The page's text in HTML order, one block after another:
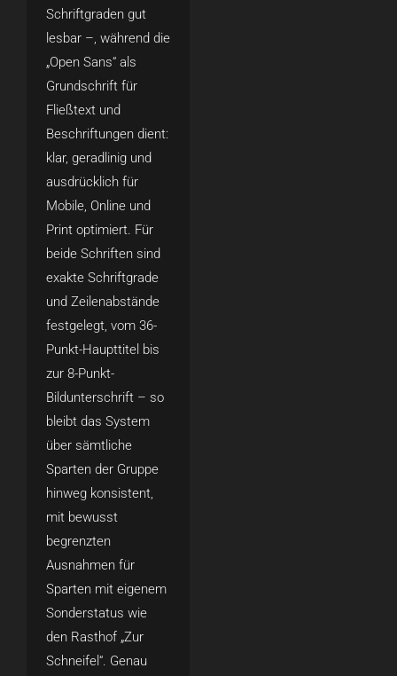
Schriftgraden gut
lesbar –, während die
„Open Sans“ als
Grundschrift für
Fließtext und
Beschriftungen dient:
klar, geradlinig und
ausdrücklich für
Mobile, Online und
Print optimiert. Für
beide Schriften sind
exakte Schriftgrade
und Zeilenabstände
festgelegt, vom 36-
Punkt-Haupttitel bis
zur 8-Punkt-
Bildunterschrift – so
bleibt das System
über sämtliche
Sparten der Gruppe
hinweg konsistent,
mit bewusst
begrenzten
Ausnahmen für
Sparten mit eigenem
Sonderstatus wie
den Rasthof „Zur
Schneifel“. Genau